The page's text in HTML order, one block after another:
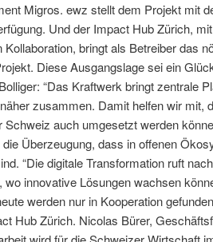
Migros. ewz stellt dem Projekt mit
Und der Impact Hub Zürich,
Kollaboration, bringt als Betreiber das
Diese Ausgangslage sei ein
“Das Kraftwerk bringt zentrale
zusammen. Damit helfen wir mit,
auch umgesetzt werden
Überzeugung, dass in offenen
“Die digitale Transformation ruft
innovative Lösungen wachsen
werden nur in Kooperation
Hub Zürich. Nicolas Bürer,